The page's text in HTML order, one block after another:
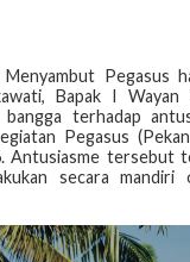
Menyambut Pegasus
Bapak I Wayan
bangga terhadap
Pegasus
Antusiasme tersebut
secara mandiri